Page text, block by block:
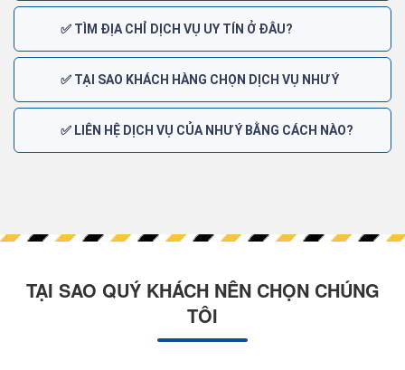
✅ TÌM ĐỊA CHỈ DỊCH VỤ UY TÍN Ở ĐÂU?
✅ TẠI SAO KHÁCH HÀNG CHỌN DỊCH VỤ NHƯ Ý
✅ LIÊN HỆ DỊCH VỤ CỦA NHƯ Ý BẰNG CÁCH NÀO?
TẠI SAO QUÝ KHÁCH NÊN CHỌN CHÚNG
TÔI